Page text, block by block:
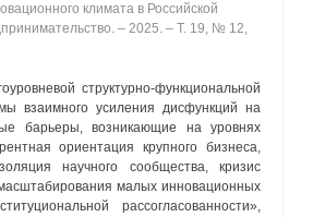
климата в Российской
‒ 2025. ‒ Т. 19, № 12,
структурно-функциональной
взаимного усиления дисфункций на
барьеры, возникающие на уровнях
ориентация крупного бизнеса,
научного сообщества, кризис
малых инновационных
рассогласованности»,